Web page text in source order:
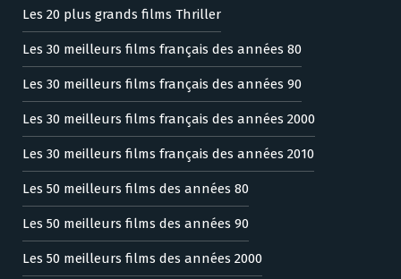
Les 20 plus grands films Thriller
Les 30 meilleurs films français des années 80
Les 30 meilleurs films français des années 90
Les 30 meilleurs films français des années 2000
Les 30 meilleurs films français des années 2010
Les 50 meilleurs films des années 80
Les 50 meilleurs films des années 90
Les 50 meilleurs films des années 2000